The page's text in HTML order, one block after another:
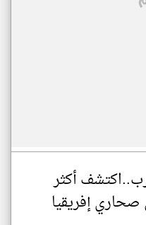
أكثر
إفريقيا